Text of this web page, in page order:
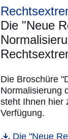
Die "Neue
Die Broschüre
Normalisierung
steht Ihnen hier
Verfügung.
DateiDie "Neue
Öffnet sich in